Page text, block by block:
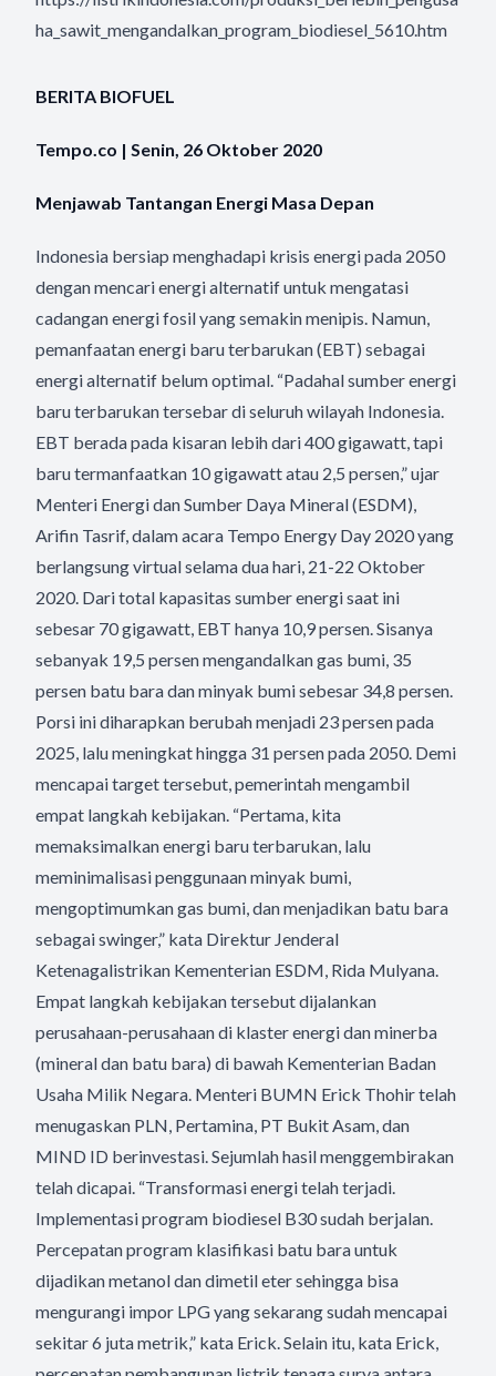
ha_sawit_mengandalkan_program_biodiesel_5610.htm
BERITA BIOFUEL
Tempo.co | Senin, 26 Oktober 2020
Menjawab Tantangan Energi Masa Depan
Indonesia bersiap menghadapi krisis energi pada 2050
dengan mencari energi alternatif untuk mengatasi
cadangan energi fosil yang semakin menipis. Namun,
pemanfaatan energi baru terbarukan (EBT) sebagai
energi alternatif belum optimal. “Padahal sumber energi
baru terbarukan tersebar di seluruh wilayah Indonesia.
EBT berada pada kisaran lebih dari 400 gigawatt, tapi
baru termanfaatkan 10 gigawatt atau 2,5 persen,” ujar
Menteri Energi dan Sumber Daya Mineral (ESDM),
Arifin Tasrif, dalam acara Tempo Energy Day 2020 yang
berlangsung virtual selama dua hari, 21-22 Oktober
2020. Dari total kapasitas sumber energi saat ini
sebesar 70 gigawatt, EBT hanya 10,9 persen. Sisanya
sebanyak 19,5 persen mengandalkan gas bumi, 35
persen batu bara dan minyak bumi sebesar 34,8 persen.
Porsi ini diharapkan berubah menjadi 23 persen pada
2025, lalu meningkat hingga 31 persen pada 2050. Demi
mencapai target tersebut, pemerintah mengambil
empat langkah kebijakan. “Pertama, kita
memaksimalkan energi baru terbarukan, lalu
meminimalisasi penggunaan minyak bumi,
mengoptimumkan gas bumi, dan menjadikan batu bara
sebagai swinger,” kata Direktur Jenderal
Ketenagalistrikan Kementerian ESDM, Rida Mulyana.
Empat langkah kebijakan tersebut dijalankan
perusahaan-perusahaan di klaster energi dan minerba
(mineral dan batu bara) di bawah Kementerian Badan
Usaha Milik Negara. Menteri BUMN Erick Thohir telah
menugaskan PLN, Pertamina, PT Bukit Asam, dan
MIND ID berinvestasi. Sejumlah hasil menggembirakan
telah dicapai. “Transformasi energi telah terjadi.
Implementasi program biodiesel B30 sudah berjalan.
Percepatan program klasifikasi batu bara untuk
dijadikan metanol dan dimetil eter sehingga bisa
mengurangi impor LPG yang sekarang sudah mencapai
sekitar 6 juta metrik,” kata Erick. Selain itu, kata Erick,